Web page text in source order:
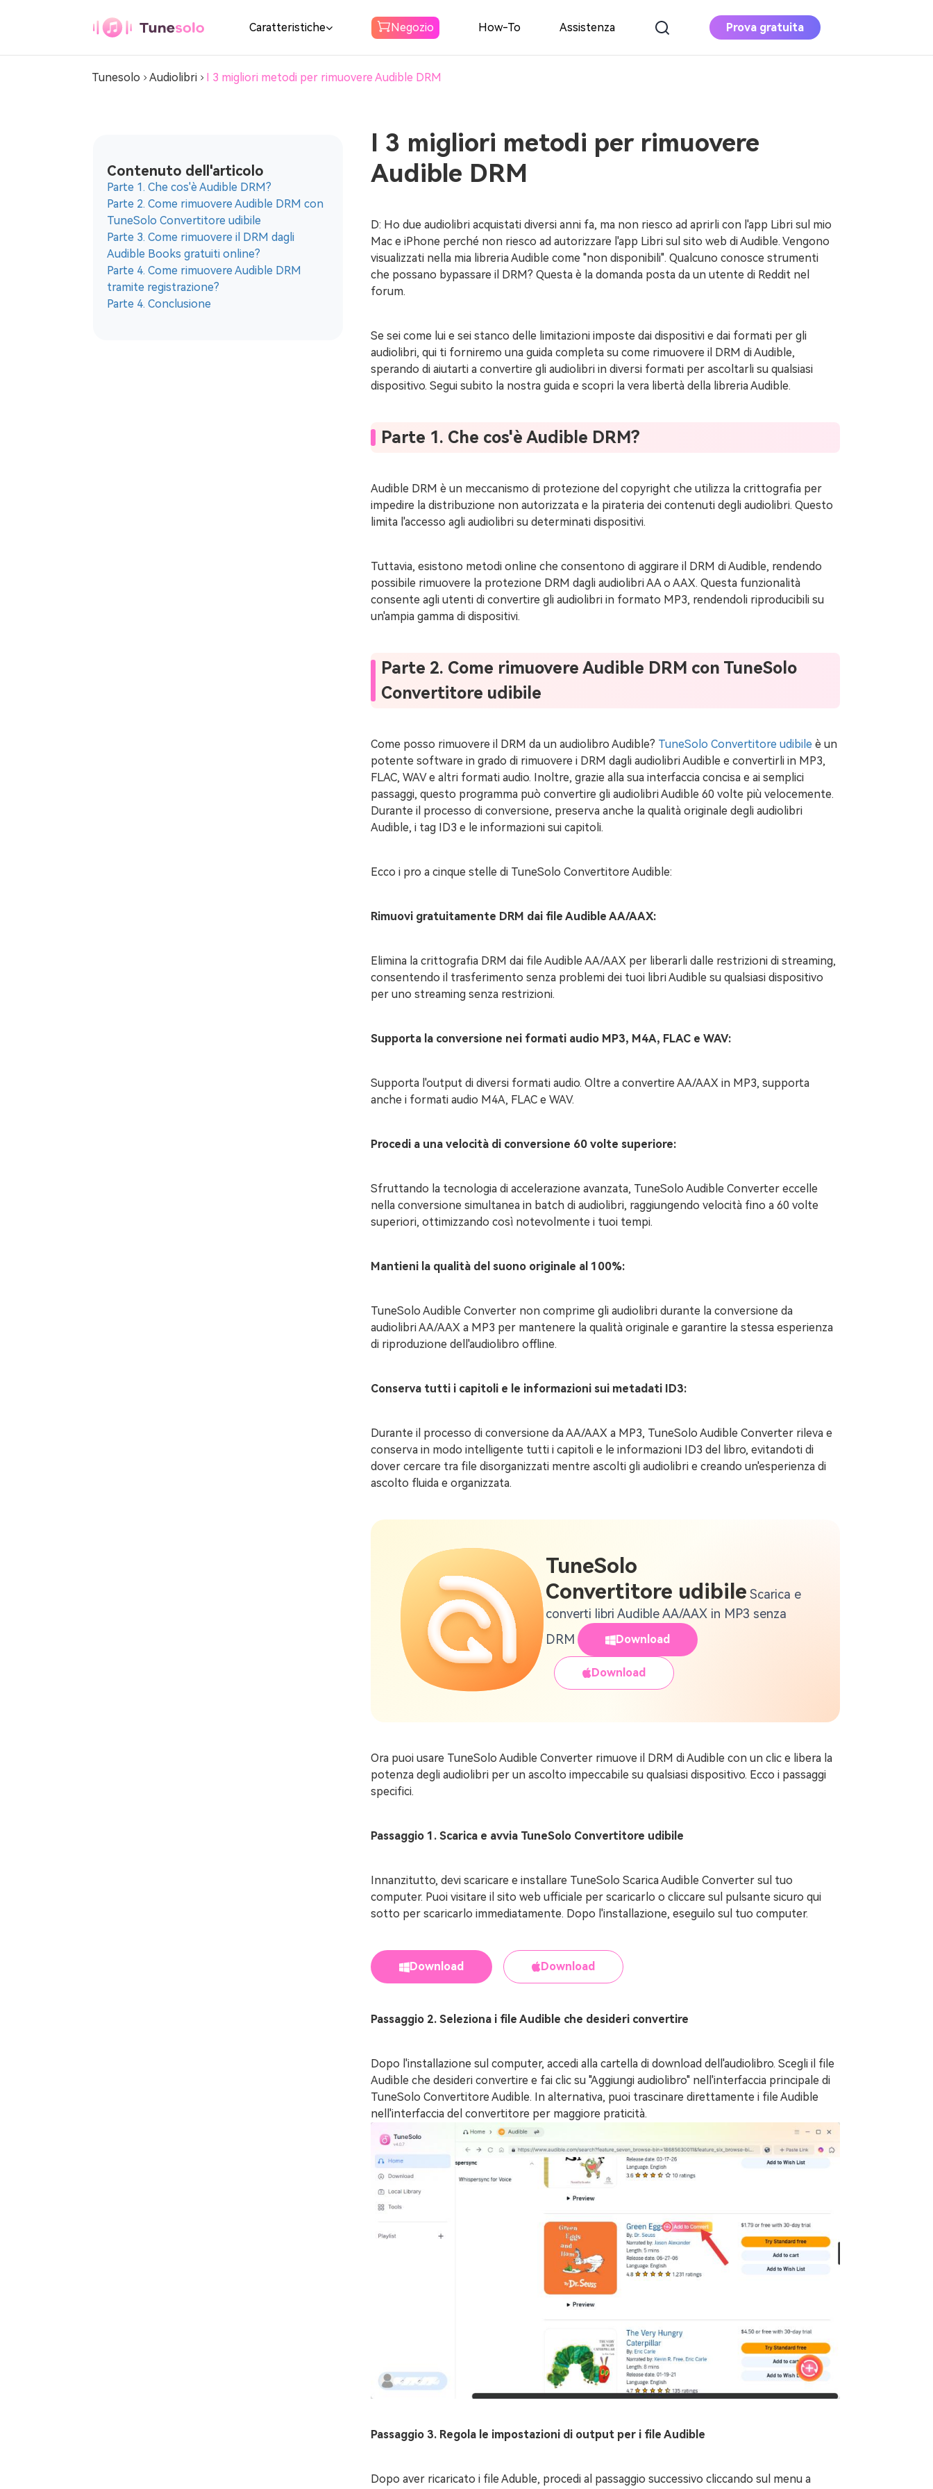
Caratteristiche
Scaricare Spotify Musica in MP3 Scarica Apple Music su MP3
Convertitore
musicale Youtube
Scarica Amazon Music su MP3 Scarica musica Deezer su MP3
Convertitore
musicale Pandora
Scarica Pandora Music su MP3
Convertitore
Negozio How-To Assistenza Prova gratuita
Convertitore udibile SCARICA ORA ACQUISTA ORA
Tunesolo Audiolibri I 3 migliori metodi per rimuovere Audible DRM
I 3 migliori metodi per rimuovere
Audible DRM
D: Ho due audiolibri acquistati diversi anni fa, ma non riesco ad aprirli con l'app Libri sul mio
Mac e iPhone perché non riesco ad autorizzare l'app Libri sul sito web di Audible. Vengono
visualizzati nella mia libreria Audible come "non disponibili". Qualcuno conosce strumenti
che possano bypassare il DRM? Questa è la domanda posta da un utente di Reddit nel
forum.
Se sei come lui e sei stanco delle limitazioni imposte dai dispositivi e dai formati per gli
audiolibri, qui ti forniremo una guida completa su come rimuovere il DRM di Audible,
sperando di aiutarti a convertire gli audiolibri in diversi formati per ascoltarli su qualsiasi
dispositivo. Segui subito la nostra guida e scopri la vera libertà della libreria Audible.
Contenuto dell'articolo
Parte 1. Che cos'è Audible DRM?
Parte 2. Come rimuovere Audible DRM con
TuneSolo Convertitore udibile
Parte 3. Come rimuovere il DRM dagli
Audible Books gratuiti online?
Parte 4. Come rimuovere Audible DRM
tramite registrazione?
Parte 4. Conclusione
Parte 1. Che cos'è Audible DRM?
Audible DRM è un meccanismo di protezione del copyright che utilizza la crittografia per
impedire la distribuzione non autorizzata e la pirateria dei contenuti degli audiolibri. Questo
limita l'accesso agli audiolibri su determinati dispositivi.
Tuttavia, esistono metodi online che consentono di aggirare il DRM di Audible, rendendo
possibile rimuovere la protezione DRM dagli audiolibri AA o AAX. Questa funzionalità
consente agli utenti di convertire gli audiolibri in formato MP3, rendendoli riproducibili su
un'ampia gamma di dispositivi.
Parte 2. Come rimuovere Audible DRM con TuneSolo
Convertitore udibile
Come posso rimuovere il DRM da un audiolibro Audible? TuneSolo Convertitore udibile è un
potente software in grado di rimuovere i DRM dagli audiolibri Audible e convertirli in MP3,
FLAC, WAV e altri formati audio. Inoltre, grazie alla sua interfaccia concisa e ai semplici
passaggi, questo programma può convertire gli audiolibri Audible 60 volte più velocemente.
Durante il processo di conversione, preserva anche la qualità originale degli audiolibri
Audible, i tag ID3 e le informazioni sui capitoli.
Ecco i pro a cinque stelle di TuneSolo Convertitore Audible:
Rimuovi gratuitamente DRM dai file Audible AA/AAX:
Elimina la crittografia DRM dai file Audible AA/AAX per liberarli dalle restrizioni di streaming,
consentendo il trasferimento senza problemi dei tuoi libri Audible su qualsiasi dispositivo
per uno streaming senza restrizioni.
Supporta la conversione nei formati audio MP3, M4A, FLAC e WAV:
Supporta l'output di diversi formati audio. Oltre a convertire AA/AAX in MP3, supporta
anche i formati audio M4A, FLAC e WAV.
Procedi a una velocità di conversione 60 volte superiore:
Sfruttando la tecnologia di accelerazione avanzata, TuneSolo Audible Converter eccelle
nella conversione simultanea in batch di audiolibri, raggiungendo velocità fino a 60 volte
superiori, ottimizzando così notevolmente i tuoi tempi.
Mantieni la qualità del suono originale al 100%:
TuneSolo Audible Converter non comprime gli audiolibri durante la conversione da
audiolibri AA/AAX a MP3 per mantenere la qualità originale e garantire la stessa esperienza
di riproduzione dell'audiolibro offline.
Conserva tutti i capitoli e le informazioni sui metadati ID3:
Durante il processo di conversione da AA/AAX a MP3, TuneSolo Audible Converter rileva e
conserva in modo intelligente tutti i capitoli e le informazioni ID3 del libro, evitandoti di
dover cercare tra file disorganizzati mentre ascolti gli audiolibri e creando un'esperienza di
ascolto fluida e organizzata.
TuneSolo
Convertitore udibile Scarica e
converti libri Audible AA/AAX in MP3 senza
DRM
Download
Download
Ora puoi usare TuneSolo Audible Converter rimuove il DRM di Audible con un clic e libera la
potenza degli audiolibri per un ascolto impeccabile su qualsiasi dispositivo. Ecco i passaggi
specifici.
Passaggio 1. Scarica e avvia TuneSolo Convertitore udibile
Innanzitutto, devi scaricare e installare TuneSolo Scarica Audible Converter sul tuo
computer. Puoi visitare il sito web ufficiale per scaricarlo o cliccare sul pulsante sicuro qui
sotto per scaricarlo immediatamente. Dopo l'installazione, eseguilo sul tuo computer.
Download Download
Passaggio 2. Seleziona i file Audible che desideri convertire
Dopo l'installazione sul computer, accedi alla cartella di download dell'audiolibro. Scegli il file
Audible che desideri convertire e fai clic su "Aggiungi audiolibro" nell'interfaccia principale di
TuneSolo Convertitore Audible. In alternativa, puoi trascinare direttamente i file Audible
nell'interfaccia del convertitore per maggiore praticità.
Passaggio 3. Regola le impostazioni di output per i file Audible
Dopo aver ricaricato i file Aduble, procedi al passaggio successivo cliccando sul menu a